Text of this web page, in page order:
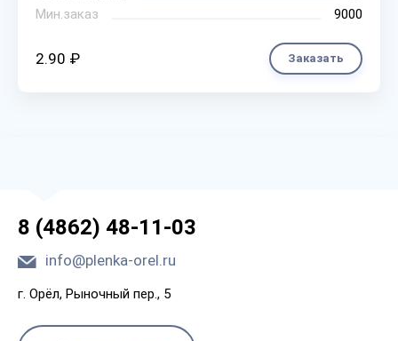
Мин.заказ
9000
2.90 ₽ Заказать
8 (4862) 48-11-03
info@plenka-orel.ru
г. Орёл, Рыночный пер., 5